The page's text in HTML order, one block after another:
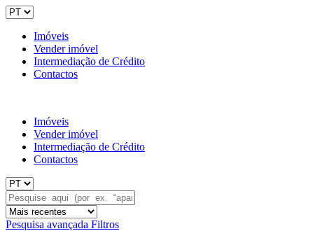
Imóveis
Vender imóvel
Intermediação de Crédito
Contactos
Imóveis
Vender imóvel
Intermediação de Crédito
Contactos
Pesquisa avançada Filtros